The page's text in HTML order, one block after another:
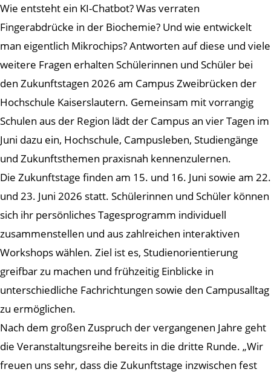
Wie entsteht ein KI-Chatbot? Was verraten
Fingerabdrücke in der Biochemie? Und wie entwickelt
man eigentlich Mikrochips? Antworten auf diese und viele
weitere Fragen erhalten Schülerinnen und Schüler bei
den Zukunftstagen 2026 am Campus Zweibrücken der
Hochschule Kaiserslautern. Gemeinsam mit vorrangig
Schulen aus der Region lädt der Campus an vier Tagen im
Juni dazu ein, Hochschule, Campusleben, Studiengänge
und Zukunftsthemen praxisnah kennenzulernen.
Die Zukunftstage finden am 15. und 16. Juni sowie am 22.
und 23. Juni 2026 statt. Schülerinnen und Schüler können
sich ihr persönliches Tagesprogramm individuell
zusammenstellen und aus zahlreichen interaktiven
Workshops wählen. Ziel ist es, Studienorientierung
greifbar zu machen und frühzeitig Einblicke in
unterschiedliche Fachrichtungen sowie den Campusalltag
zu ermöglichen.
Nach dem großen Zuspruch der vergangenen Jahre geht
die Veranstaltungsreihe bereits in die dritte Runde. „Wir
freuen uns sehr, dass die Zukunftstage inzwischen fest